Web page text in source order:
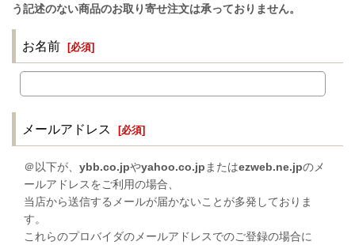
う記述のない商品のお取り寄せ注文は承っておりません。
お名前 [必須]
メールアドレス [必須]
＠以下が、 ybb.co.jpやyahoo.co.jp またはezweb.ne.jpのメ
ールアドレスをご利用の場合、
当店から送信するメールが届かないことが多発しておりま
す。
これらのプロバイダのメールアドレスでのご登録の場合に